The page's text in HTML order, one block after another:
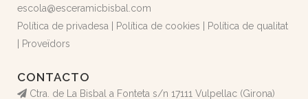
escola@esceramicbisbal.com
Política de privadesa
Política de cookies
Política de qualitat
Proveïdors
CONTACTO
Ctra. de La Bisbal a Fonteta s/n 17111 Vulpellac (Girona)